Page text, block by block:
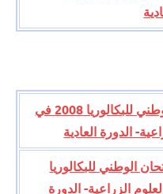
موضوع الامتحان الوطني للبكالوريا 2008 في
الدورة العادية
الوطني للبكالوريا
الزراعية- الدورة